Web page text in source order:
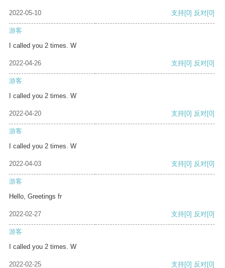
2022-05-10 支持[0] 反对[0]
游客
I called you 2 times. W
2022-04-26 支持[0] 反对[0]
游客
I called you 2 times. W
2022-04-20 支持[0] 反对[0]
游客
I called you 2 times. W
2022-04-03 支持[0] 反对[0]
游客
Hello, Greetings fr
2022-02-27 支持[0] 反对[0]
游客
I called you 2 times. W
2022-02-25 支持[0] 反对[0]